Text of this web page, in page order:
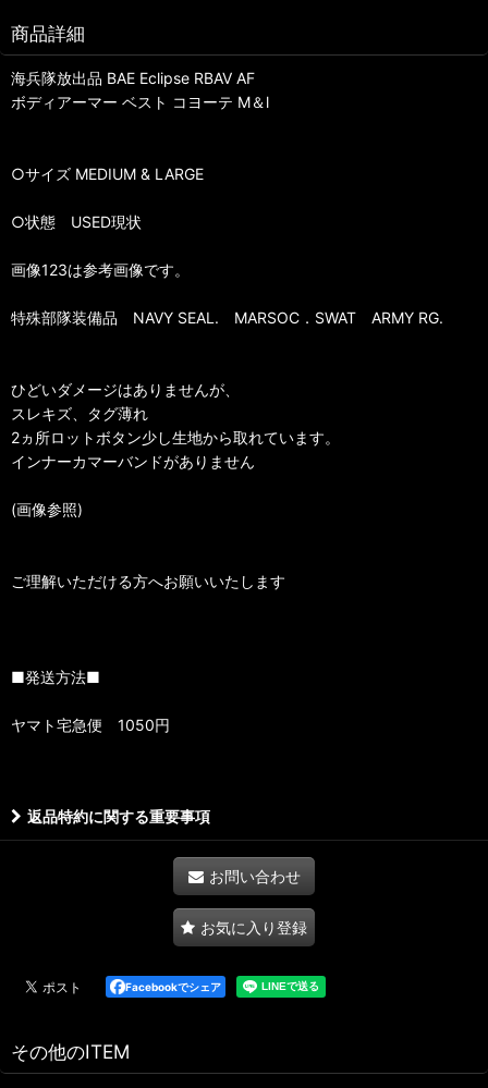
商品詳細
海兵隊放出品 BAE Eclipse RBAV AF
ボディアーマー ベスト コヨーテ M＆l
○サイズ MEDIUM & LARGE
○状態 USED現状
画像123は参考画像です。
特殊部隊装備品 NAVY SEAL. MARSOC．SWAT ARMY RG.
ひどいダメージはありませんが、
スレキズ、タグ薄れ
2ヵ所ロットボタン少し生地から取れています。
インナーカマーバンドがありません
(画像参照)
ご理解いただける方へお願いいたします
■発送方法■
ヤマト宅急便 1050円
返品特約に関する重要事項
お問い合わせ
お気に入り登録
Facebookでシェア
その他のITEM